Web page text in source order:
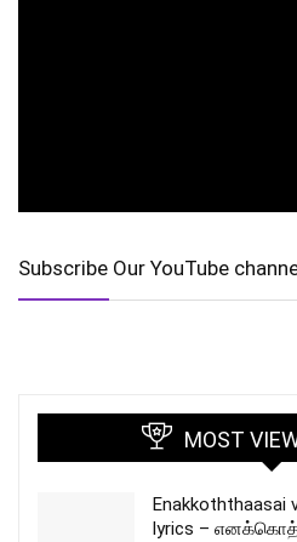
Subscribe Our YouTube
MOST
Enakkoththaasai
lyrics –